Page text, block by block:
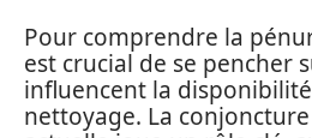
Pour comprendre la
est crucial de se pencher
influencent la
nettoyage. La